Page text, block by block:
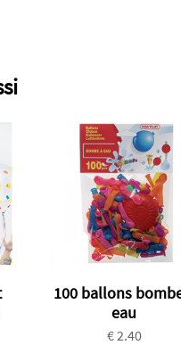
100 ballons
eau
€ 2.40